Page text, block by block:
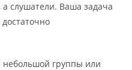
слушатели. Ваша задача
небольшой группы или